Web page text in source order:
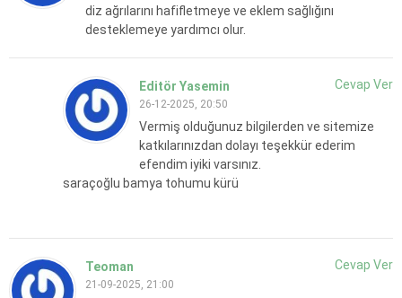
diz ağrılarını hafifletmeye ve eklem sağlığını
desteklemeye yardımcı olur.
Editör Yasemin
26-12-2025, 20:50
Vermiş olduğunuz bilgilerden ve sitemize
katkılarınızdan dolayı teşekkür ederim
efendim iyiki varsınız.
saraçoğlu bamya tohumu kürü
Cevap Ver
Teoman
21-09-2025, 21:00
Cevap Ver